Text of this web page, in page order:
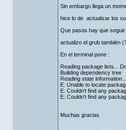
Sin embargo llega un
hice lo de actualizar los
Que pasos hay que
actualizo el grub también
En el terminal pone :
Reading package lists...
Building dependency tree
Reading state
E: Unable to locate
E: Couldn't find any
E: Couldn't find any
Muchas gracias